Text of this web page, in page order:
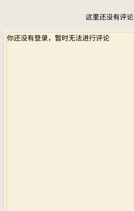
这里还没有评论
你还没有登录，暂时无法进行评论